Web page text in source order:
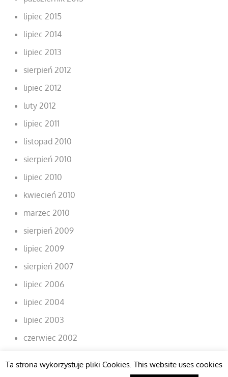
lipiec 2015
lipiec 2014
lipiec 2013
sierpień 2012
lipiec 2012
luty 2012
lipiec 2011
listopad 2010
sierpień 2010
lipiec 2010
kwiecień 2010
marzec 2010
sierpień 2009
lipiec 2009
sierpień 2007
lipiec 2006
lipiec 2004
lipiec 2003
czerwiec 2002
Ta strona wykorzystuje pliki Cookies. This website uses cookies